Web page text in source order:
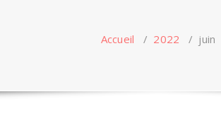
Accueil / 2022 / juin